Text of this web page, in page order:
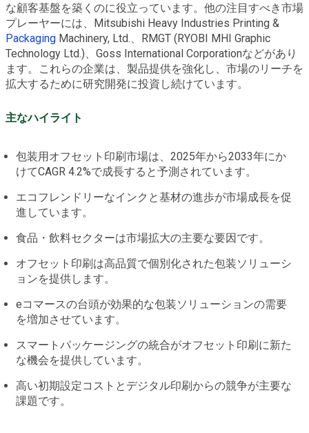
な顧客基盤を築くのに役立っています。他の注目すべき市場
プレーヤーには、Mitsubishi Heavy Industries Printing &
Packaging Machinery, Ltd.、RMGT (RYOBI MHI Graphic
Technology Ltd.)、Goss International Corporationなどがあり
ます。これらの企業は、製品提供を強化し、市場のリーチを
拡大するために研究開発に投資し続けています。
主なハイライト
包装用オフセット印刷市場は、2025年から2033年にか
けてCAGR 4.2%で成長すると予測されています。
エコフレンドリーなインクと基材の進歩が市場成長を促
進しています。
食品・飲料セクターは市場拡大の主要な要因です。
オフセット印刷は高品質で個別化された包装ソリューシ
ョンを提供します。
eコマースの台頭が効果的な包装ソリューションの需要
を増加させています。
スマートパッケージングの統合がオフセット印刷に新た
な機会を提供しています。
高い初期設定コストとデジタル印刷からの競争が主要な
課題です。